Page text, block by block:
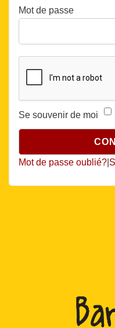
Mot de passe
Se souvenir de moi
Mot de passe oublié?